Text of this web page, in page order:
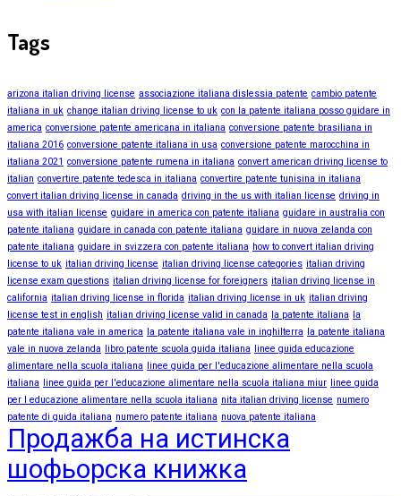
Tags
arizona italian driving license associazione italiana dislessia patente cambio patente
italiana in uk change italian driving license to uk con la patente italiana posso guidare in
america conversione patente americana in italiana conversione patente brasiliana in
italiana 2016 conversione patente italiana in usa conversione patente marocchina in
italiana 2021 conversione patente rumena in italiana convert american driving license to
italian convertire patente tedesca in italiana convertire patente tunisina in italiana
convert italian driving license in canada driving in the us with italian license driving in
usa with italian license guidare in america con patente italiana guidare in australia con
patente italiana guidare in canada con patente italiana guidare in nuova zelanda con
patente italiana guidare in svizzera con patente italiana how to convert italian driving
license to uk italian driving license italian driving license categories italian driving
license exam questions italian driving license for foreigners italian driving license in
california italian driving license in florida italian driving license in uk italian driving
license test in english italian driving license valid in canada la patente italiana
la
patente italiana vale in america
la patente italiana vale in inghilterra
la patente italiana
vale in nuova zelanda
libro patente scuola guida italiana
linee guida educazione
alimentare nella scuola italiana
linee guida per l'educazione alimentare nella scuola
italiana
linee guida per l'educazione alimentare nella scuola italiana miur linee guida
per l educazione alimentare nella scuola italiana nita italian driving license numero
patente di guida italiana numero patente italiana nuova patente italiana
Продажба на истинска
шофьорска книжка